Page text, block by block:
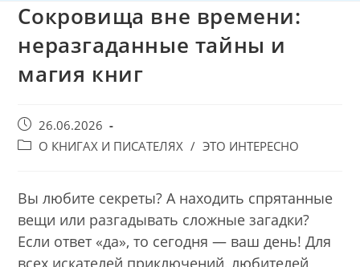
Сокровища вне времени:
неразгаданные тайны и
магия книг
Запись
опубликована:
26.06.2026
PostО КНИГАХ И ПИСАТЕЛЯХ / ЭТО ИНТЕРЕСНО
Вы любите секреты? А находить спрятанные
вещи или разгадывать сложные загадки?
Если ответ «да», то сегодня — ваш день! Для
всех искателей приключений, любителей